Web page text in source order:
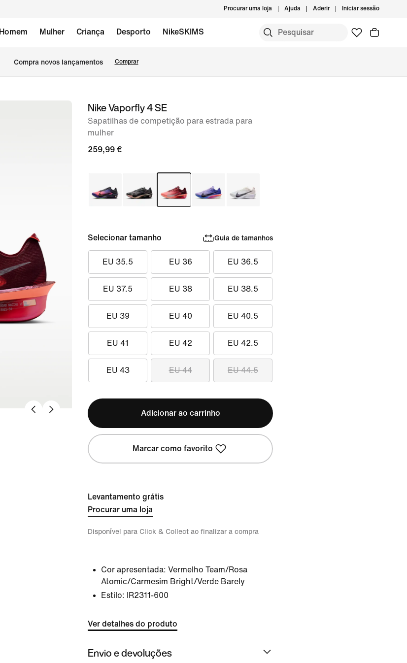
Procurar uma loja Ajuda Aderir Iniciar sessão
Homem Mulher Criança Desporto NikeSKIMS
Compra novos lançamentos Comprar
imagemNike Vaporfly 4 SE
Sapatilhas de competição para estrada para
mulher
259,99 €
Selecionar tamanho Guia de tamanhos
EU 35.5 EU 36 EU 36.5
EU 37.5 EU 38 EU 38.5
EU 39 EU 40 EU 40.5
EU 41 EU 42 EU 42.5
EU 43 EU 44 EU 44.5
Adicionar ao carrinho
Marcar como favorito
Levantamento grátis
Procurar uma loja
Disponível para Click & Collect ao finalizar a compra
Cor apresentada: Vermelho Team/Rosa
Atomic/Carmesim Bright/Verde Barely
Estilo:
IR2311-600
Ver detalhes do produto
Envio e devoluções